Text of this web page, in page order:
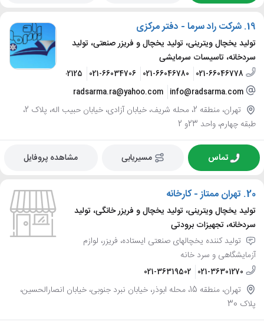
19. شرکت راد سرما - دفتر مرکزی
تولید یخچال ویترینی، تولید یخچال و فریزر صنعتی، تولید
سردخانه، تاسیسات سرمایشی
021-66046778
021-66046780
021-66034706
021-66002125
info@radsarma.com
radsarma.ra@yahoo.com
تهران، منطقه 2، محله شریف، خیابان آزادی، خیابان حبیب اله، پلاک 2،
طبقه چهارم، واحد 23و 2
تماس مسیریابی مشاهده پروفایل
20. تهران ممتاز - کارخانه
تولید یخچال ویترینی، تولید یخچال و فریزر خانگی، تولید
سردخانه، تجهیزات برودتی
تولید کننده یخچالهای صنعتی ایستاده، فریزر، لوازم
آزمایشگاهی و سرد خانه
021-36301270
021-36319502
تهران، منطقه 15، محله ابوذر، خیابان نبرد جنوبی، خیابان انصارالحسین،
پلاک 30